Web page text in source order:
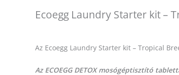
Ecoegg Laundry Starter kit –
Az Ecoegg Laundry Starter kit – Tropical
Az ECOEGG DETOX mosógéptisztító